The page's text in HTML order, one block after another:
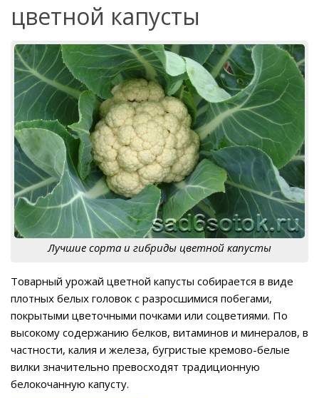
цветной капусты
Лучшие сорта и гибриды цветной капусты
Товарный урожай цветной капусты собирается в виде
плотных белых головок с разросшимися побегами,
покрытыми цветочными почками или соцветиями. По
высокому содержанию белков, витаминов и минералов, в
частности, калия и железа, бугристые кремово-белые
вилки значительно превосходят традиционную
белокочанную капусту.